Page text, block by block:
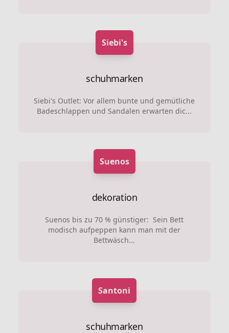
Siebi's
schuhmarken
Siebi's Outlet: Vor allem bunte und gemütliche
Badeschlappen und Sandalen erwarten dic...
Suenos
dekoration
Suenos bis zu 70 % günstiger: Sein Bett
modisch aufpeppen kann man mit der
Bettwäsch...
Santoni
schuhmarken